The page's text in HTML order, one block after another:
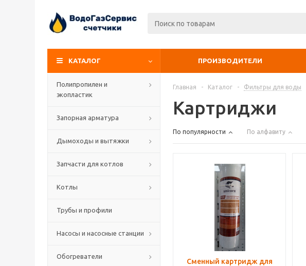
КАТАЛОГ ПРОИЗВОДИТЕЛИ
Полипропилен и
экопластик
Запорная арматура
Дымоходы и вытяжки
Запчасти для котлов
Котлы
Трубы и профили
Насосы и насосные станции
Обогреватели
Главная - Каталог - Фильтры для воды
Картриджи
По популярности По алфавиту
Сменный картридж для